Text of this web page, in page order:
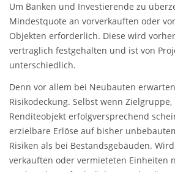
Um Banken und Investierende zu
Mindestquote an vorverkauften oder
Objekten erforderlich. Diese wird
vertraglich festgehalten und ist von
unterschiedlich.
Denn vor allem bei Neubauten
Risikodeckung. Selbst wenn Zielgruppe,
Renditeobjekt erfolgversprechend
erzielbare Erlöse auf bisher
Risiken als bei Bestandsgebäuden.
verkauften oder vermieteten Einheiten